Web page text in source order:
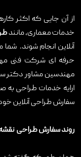
از آن جایی که اکثر
خدمات معماری، مانند
آنلاین انجام شوند.
حرفه ای شرکت فنی
مهندسین مشاور دکتر
ارایه خدمات طراحی به
سفارش طراحی آنلاین خود
روند سفارش طراحی